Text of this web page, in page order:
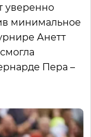
уверенно
минимальное
Анетт
Пера –